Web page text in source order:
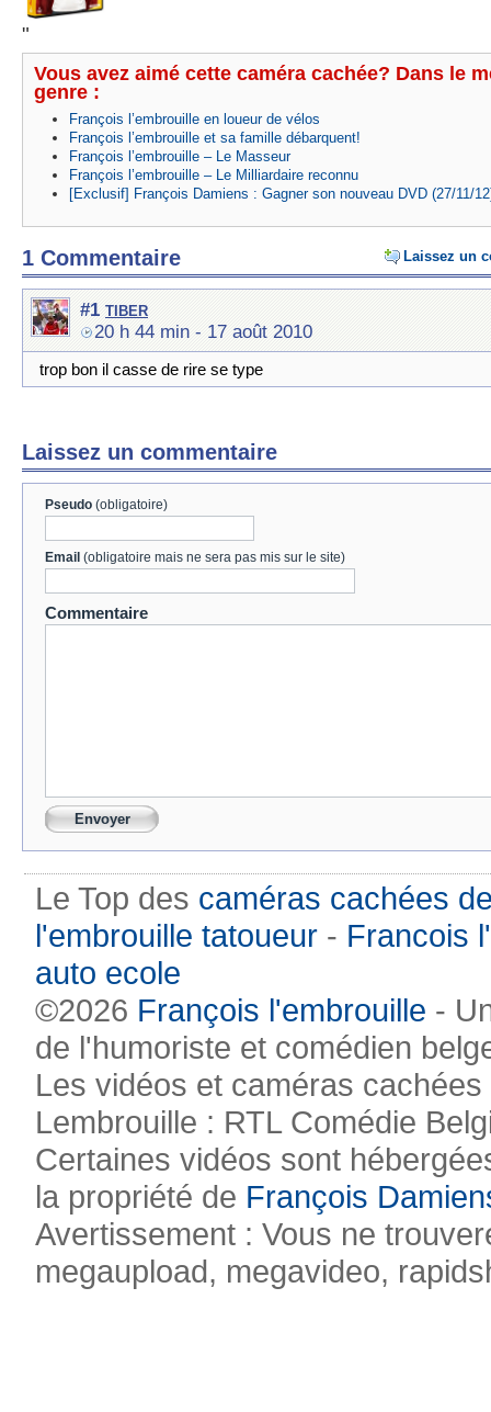
"
Vous avez aimé cette caméra cachée? Dans le
genre :
François l’embrouille en loueur de vélos
François l’embrouille et sa famille débarquent!
François l’embrouille – Le Masseur
François l’embrouille – Le Milliardaire reconnu
[Exclusif] François Damiens : Gagner son nouveau DVD (27/11/
Laissez un
1 Commentaire
#1 tiber
20 h 44 min - 17 août 2010
trop bon il casse de rire se type
Laissez un commentaire
Pseudo (obligatoire)
Email (obligatoire mais ne sera pas mis sur le site)
Commentaire
Le Top des caméras cachées
l'embrouille tatoueur - Francois
auto ecole
©2026 François l'embrouille -
de l'humoriste et comédien
Les vidéos et caméras
Lembrouille : RTL Comédie
Certaines vidéos sont
la propriété de François
Avertissement : Vous ne
megaupload, megavideo,